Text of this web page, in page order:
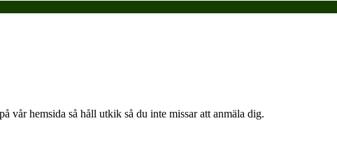
vår hemsida så håll utkik så du inte missar att anmäla dig.